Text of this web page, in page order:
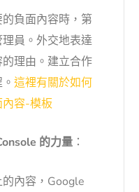
負面內容時，第
員。外交地表達
理由。建立合作
這裡有關於如何
內容-模板
的力量：
內容，Google